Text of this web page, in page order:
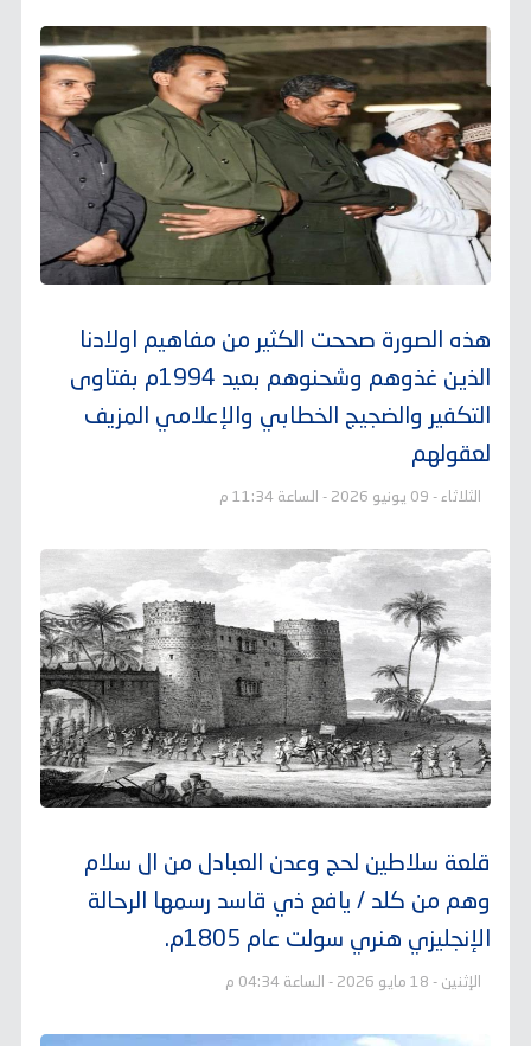
هذه الصورة صححت الكثير من مفاهيم اولادنا
الذين غذوهم وشحنوهم بعيد 1994م بفتاوى
التكفير والضجيج الخطابي والإعلامي المزيف
لعقولهم
الثلاثاء - 09 يونيو 2026 - الساعة 11:34 م
قلعة سلاطين لحج وعدن العبادل من ال سلام
وهم من كلد / يافع ذي قاسد رسمها الرحالة
الإنجليزي هنري سولت عام 1805م.
الإثنين - 18 مايو 2026 - الساعة 04:34 م